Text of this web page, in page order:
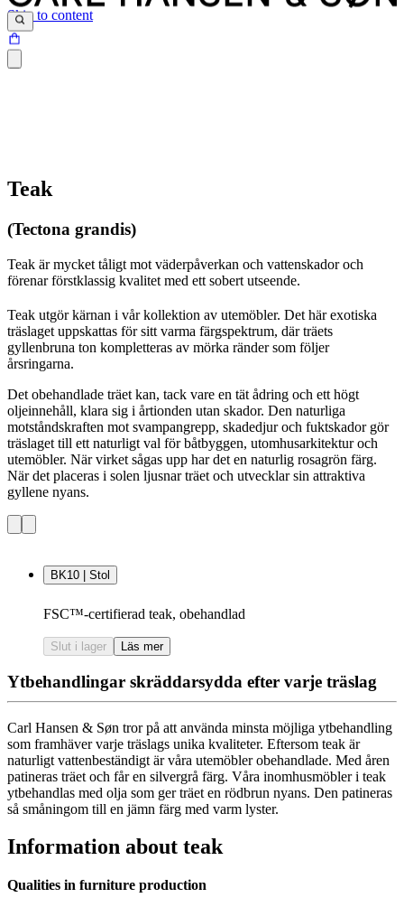
Skip to content
Teak
(Tectona grandis)
Teak är mycket tåligt mot väderpåverkan och vattenskador och
förenar förstklassig kvalitet med ett sobert utseende.
Teak utgör kärnan i vår kollektion av utemöbler. Det här exotiska
träslaget uppskattas för sitt varma färgspektrum, där träets
gyllenbruna ton kompletteras av mörka ränder som följer
årsringarna.
Det obehandlade träet kan, tack vare en tät ådring och ett högt
oljeinnehåll, klara sig i årtionden utan skador. Den naturliga
motståndskraften mot svampangrepp, skadedjur och fuktskador gör
träslaget till ett naturligt val för båtbyggen, utomhusarkitektur och
utemöbler. När virket sågas upp har det en naturlig rosagrön färg.
När det placeras i solen ljusnar träet och utvecklar sin attraktiva
gyllene nyans.
BK10 | Stol
FSC™-certifierad teak, obehandlad
Slut i lager Läs mer
Ytbehandlingar skräddarsydda efter varje träslag
Carl Hansen & Søn tror på att använda minsta möjliga ytbehandling
som framhäver varje träslags unika kvaliteter. Eftersom teak är
naturligt vattenbeständigt är våra utemöbler obehandlade. Med åren
patineras träet och får en silvergrå färg. Våra inomhusmöbler i teak
ytbehandlas med olja som ger träet en rödbrun nyans. Den patineras
så småningom till en jämn färg med varm lyster.
Information about teak
Qualities in furniture production